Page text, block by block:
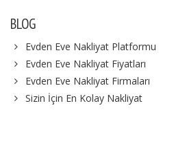
BLOG
Evden Eve Nakliyat Platformu
Evden Eve Nakliyat Fiyatları
Evden Eve Nakliyat Firmaları
Sizin İçin En Kolay Nakliyat